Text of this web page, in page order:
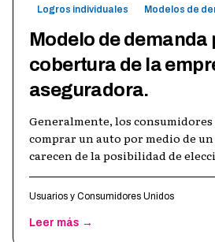
Logros individuales Modelos de
Modelo de demanda
cobertura de la
aseguradora.
Generalmente, los consumidores
comprar un auto por medio de
carecen de la posibilidad de
Usuarios y Consumidores Unidos
Leer más →